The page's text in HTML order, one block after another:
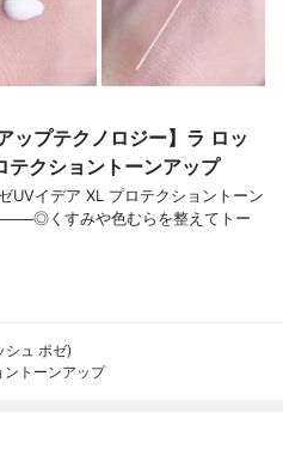
ップテクノロジー】ラ ロッ
テクショントーンアップ
イデア XL プロテクショントーン
くすみや色むらを整えてトー
シュ ポゼ)
ントーンアップ